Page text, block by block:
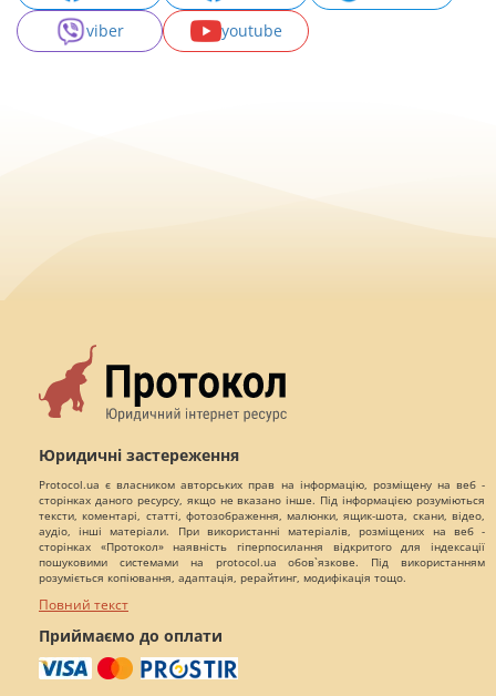
viber
youtube
Юридичні застереження
Protocol.ua є власником авторських прав на інформацію, розміщену на веб -
сторінках даного ресурсу, якщо не вказано інше. Під інформацією розуміються
тексти, коментарі, статті, фотозображення, малюнки, ящик-шота, скани, відео,
аудіо, інші матеріали. При використанні матеріалів, розміщених на веб -
сторінках «Протокол» наявність гіперпосилання відкритого для індексації
пошуковими системами на protocol.ua обов`язкове. Під використанням
розуміється копіювання, адаптація, рерайтинг, модифікація тощо.
Повний текст
Приймаємо до оплати